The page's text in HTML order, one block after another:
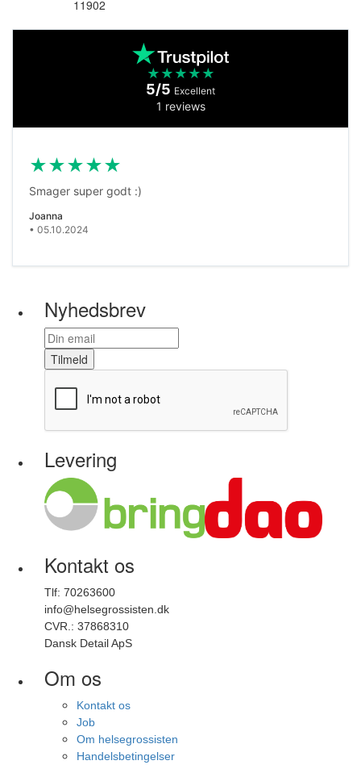
11902
★ ★ ★ ★ ★
5/5 Excellent
1 reviews
★★★★★
Smager super godt :)
Joanna
• 05.10.2024
Nyhedsbrev
Tilmeld
Levering
Kontakt os
Tlf: 70263600
info@helsegrossisten.dk
CVR.: 37868310
Dansk Detail ApS
Om os
Kontakt os
Job
Om helsegrossisten
Handelsbetingelser